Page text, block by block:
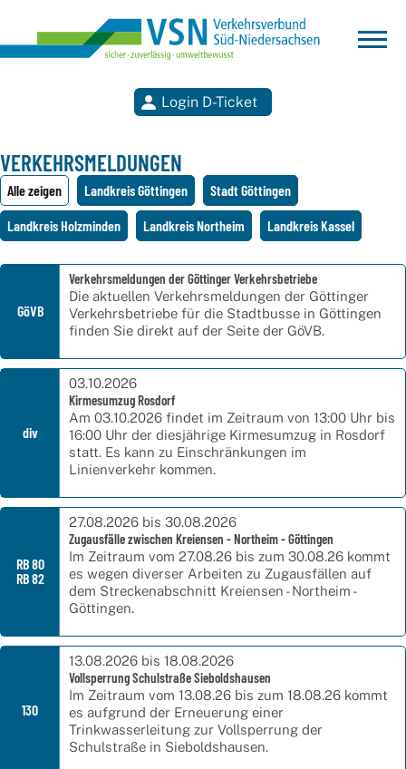
Login D-Ticket
Deutschlandticket
Abo-Karte
JugendTicket
Sichere-Fahrt-Schein
Harz: HATIX und Übergangstarif
Vorverkaufs- und Beratungsstellen
VERKEHRSMELDUNGEN
Alle zeigen Landkreis Göttingen Stadt Göttingen
Landkreis Holzminden Landkreis Northeim Landkreis Kassel
GöVB
Verkehrsmeldungen der Göttinger Verkehrsbetriebe
Die aktuellen Verkehrsmeldungen der Göttinger
Verkehrsbetriebe für die Stadtbusse in Göttingen
finden Sie direkt auf der Seite der GöVB.
div
03.10.2026
Kirmesumzug Rosdorf
Am 03.10.2026 findet im Zeitraum von 13:00 Uhr bis
16:00 Uhr der diesjährige Kirmesumzug in Rosdorf
statt. Es kann zu Einschränkungen im
Linienverkehr kommen.
RB 80
RB 82
27.08.2026 bis 30.08.2026
Zugausfälle zwischen Kreiensen - Northeim - Göttingen
Im Zeitraum vom 27.08.26 bis zum 30.08.26 kommt
es wegen diverser Arbeiten zu Zugausfällen auf
dem Streckenabschnitt Kreiensen - Northeim -
Göttingen.
130
13.08.2026 bis 18.08.2026
Vollsperrung Schulstraße Sieboldshausen
Im Zeitraum vom 13.08.26 bis zum 18.08.26 kommt
es aufgrund der Erneuerung einer
Trinkwasserleitung zur Vollsperrung der
Schulstraße in Sieboldshausen.